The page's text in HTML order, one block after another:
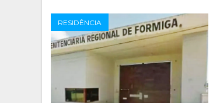
RESIDÊNCIA